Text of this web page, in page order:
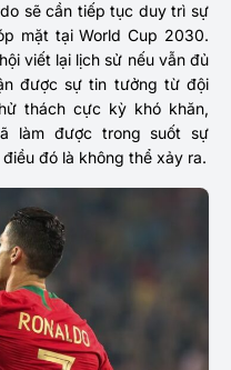
sẽ cần tiếp tục duy trì sự
mặt tại World Cup 2030.
viết lại lịch sử nếu vẫn đủ
được sự tin tưởng từ đội
thách cực kỳ khó khăn,
làm được trong suốt sự
đó là không thể xảy ra.